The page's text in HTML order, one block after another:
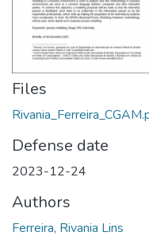
Files
Defense date
2023-12-24
Authors
Ferreira, Rivania Lins